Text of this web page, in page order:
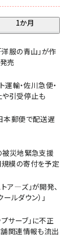
1か月
洋服の青山」が作
売
輸・佐川急便・
引受停止も
本郵便で配送遅
被災地緊急支援
模の寄付を予定
ア―ズ」が開発、
ルダウン）」
サーブ」に不正
関連情報も流出